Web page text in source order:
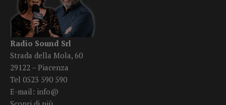
Radio Sound Srl
Strada della Mola, 60
29122 – Piacenza
Tel 0523 590 590
E-mail: info@